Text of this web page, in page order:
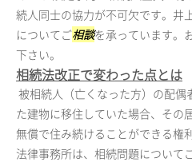
続人同士の協力が不可欠です。井
についてご相談を承っています。
下さい。
相続法改正で変わった点とは
被相続人（亡くなった方）の配
た建物に移住していた場合、その
無償で住み続けることができる権
法律事務所は、相続問題について